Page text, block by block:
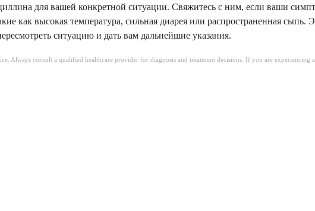
для вашей конкретной ситуации. Свяжитесь с ним, если ваши
как высокая температура, сильная диарея или распространенная сыпь.
ситуацию и дать вам дальнейшие указания.
Always consult a qualified healthcare provider for diagnosis and treatment decisions. If you are experiencing